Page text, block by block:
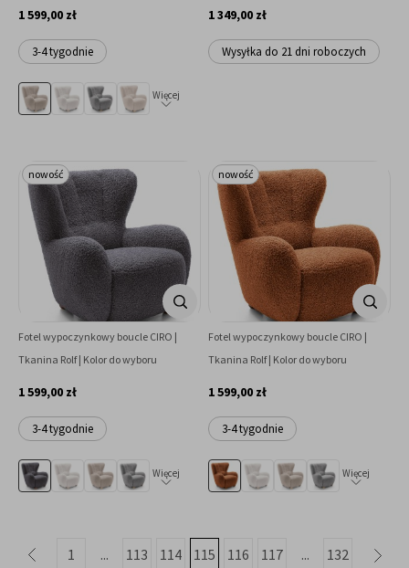
1 599,00 zł
3-4 tygodnie
Więcej
1 349,00 zł
Wysyłka do 21 dni roboczych
Fotel wypoczynkowy boucle CIRO |
Tkanina Rolf | Kolor do wyboru
1 599,00 zł
3-4 tygodnie
nowość
Więcej
Fotel wypoczynkowy boucle CIRO |
Tkanina Rolf | Kolor do wyboru
1 599,00 zł
3-4 tygodnie
nowość
Więcej
« 1 ... 113 114 115 116 117 ... 132 »